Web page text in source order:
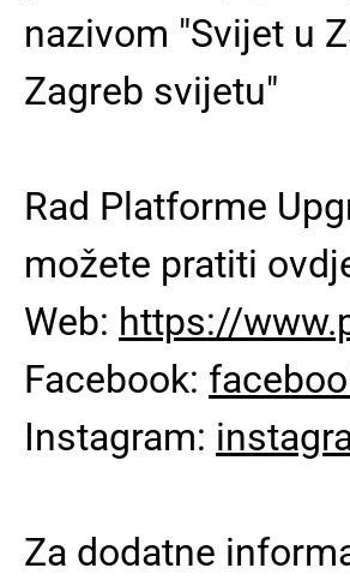
nazivom "Svijet u
Zagreb svijetu"
Rad Platforme
možete pratiti
Web: https://
Facebook:
Instagram:
Za dodatne